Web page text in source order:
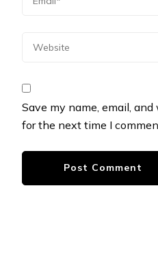
Save my name, email,
for the next time I